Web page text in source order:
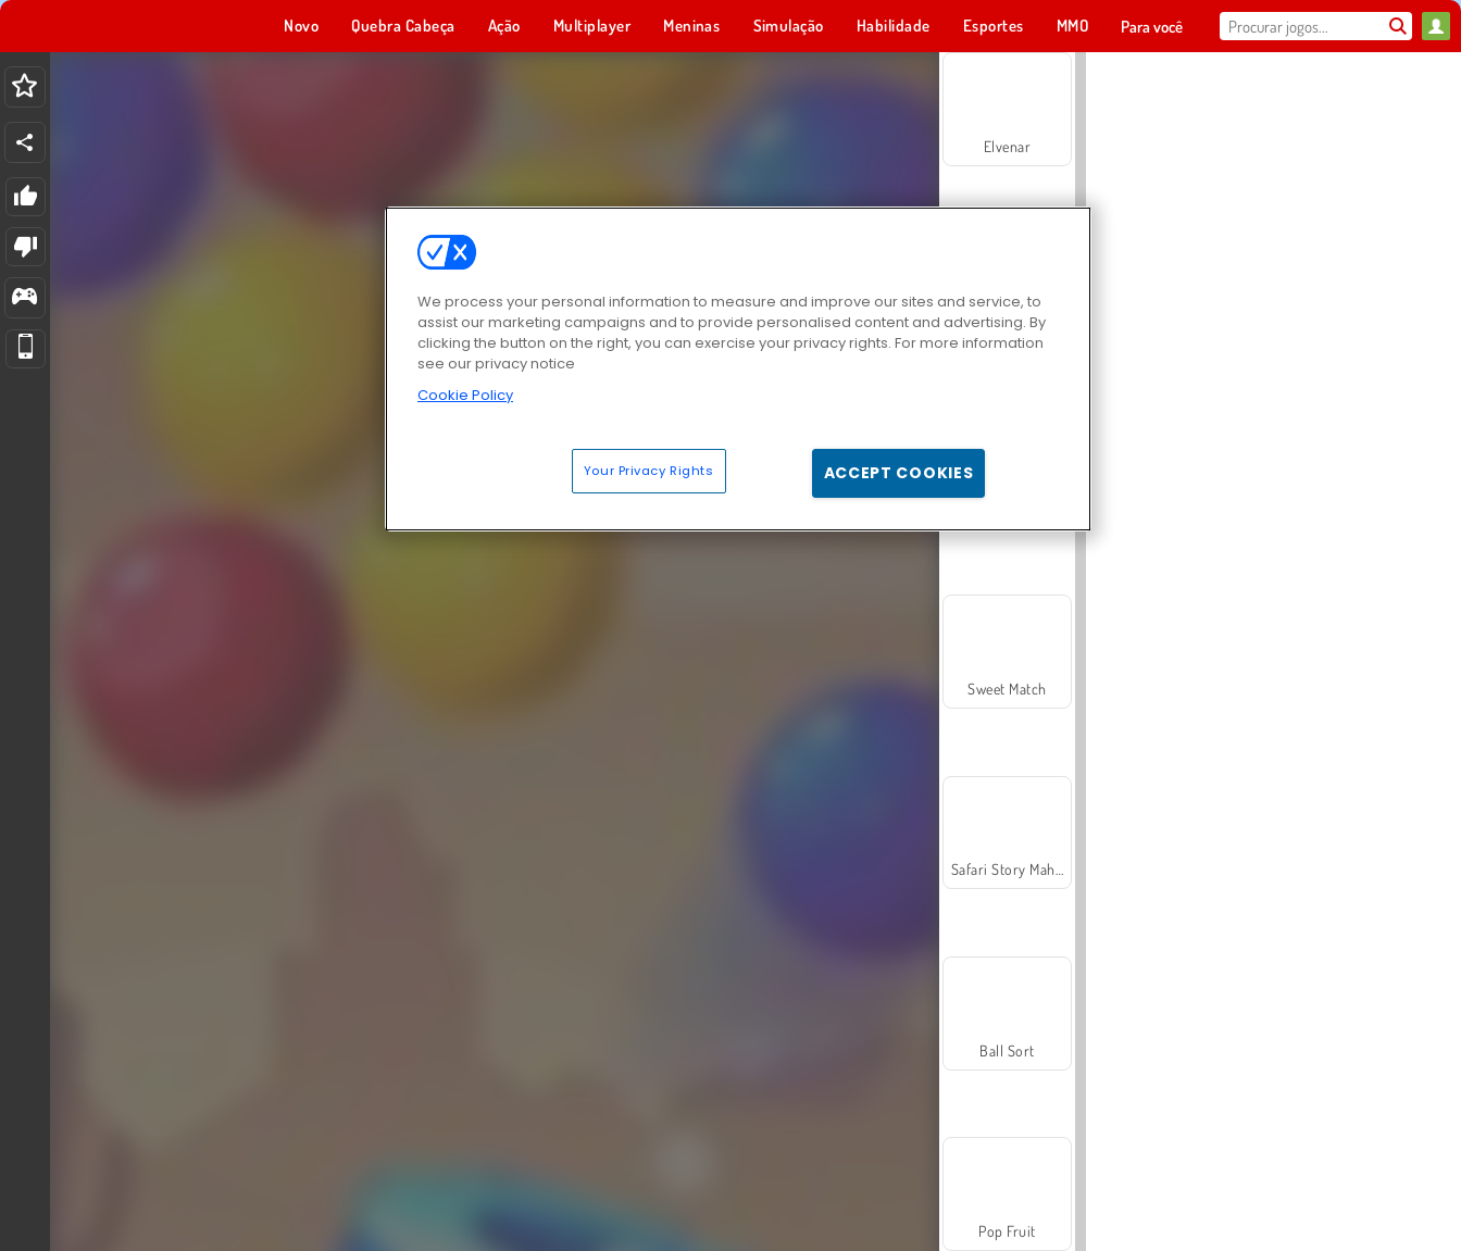
Novo Quebra Cabeça Ação Multiplayer Meninas Simulação Habilidade Esportes MMO Para você
Elvenar
Sweet Match
Ball Sort
Pop Fruit
We process your personal information to measure and improve our sites and service, to
assist our marketing campaigns and to provide personalised content and advertising. By
clicking the button on the right, you can exercise your privacy rights. For more information
see our privacy notice
Cookie Policy
Your Privacy Rights ACCEPT COOKIES